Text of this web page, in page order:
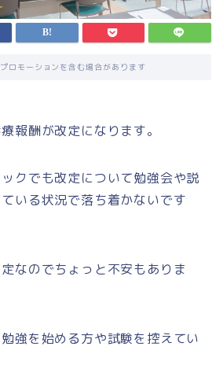
ロモーションを含む場合があります
報酬が改定になります。
クでも改定について勉強会や説
いる状況で落ち着かないです
なのでちょっと不安もありま
強を始める方や試験を控えてい